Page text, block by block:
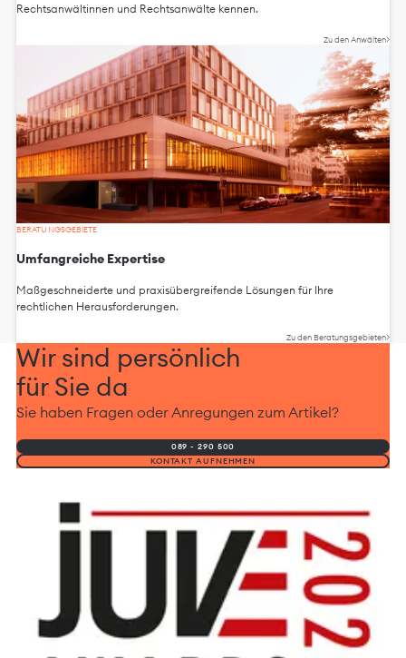
Rechtsanwältinnen und Rechtsanwälte kennen.
Zu den Anwälten
BERATUNGSGEBIETE
Umfangreiche Expertise
Maßgeschneiderte und praxisübergreifende Lösungen für Ihre
rechtlichen Herausforderungen.
Zu den Beratungsgebieten
Wir sind persönlich
für Sie da
Sie haben Fragen oder Anregungen zum Artikel?
089 - 290 500
KONTAKT AUFNEHMEN